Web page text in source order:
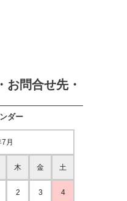
お問合せ先・
ダー
月
木 金 土
2 3 4